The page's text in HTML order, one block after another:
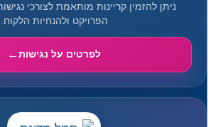
ניתן להזמין קריינות מותאמת לצורכי
הפרויקט ולהנחיות הלקוח.
לפרטים על נגישות